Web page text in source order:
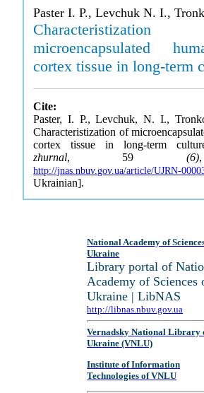
Paster I. P., Levchuk N. I.,
microencapsulated
cortex tissue in long-term
Cite:
Paster, I. P., Levchuk, N. I.,
Characteristization of
cortex tissue in long-term
zhurnal, 59 (6)
http://jnas.nbuv.gov.ua/article/UJRN-
Ukrainian].
National Academy of
Ukraine
Library portal of
Academy of Sciences
Ukraine | LibNAS
http://libnas.nbuv.gov.ua
Vernadsky National Library
Ukraine (VNLU)
Institute of Information
Technologies of VNLU